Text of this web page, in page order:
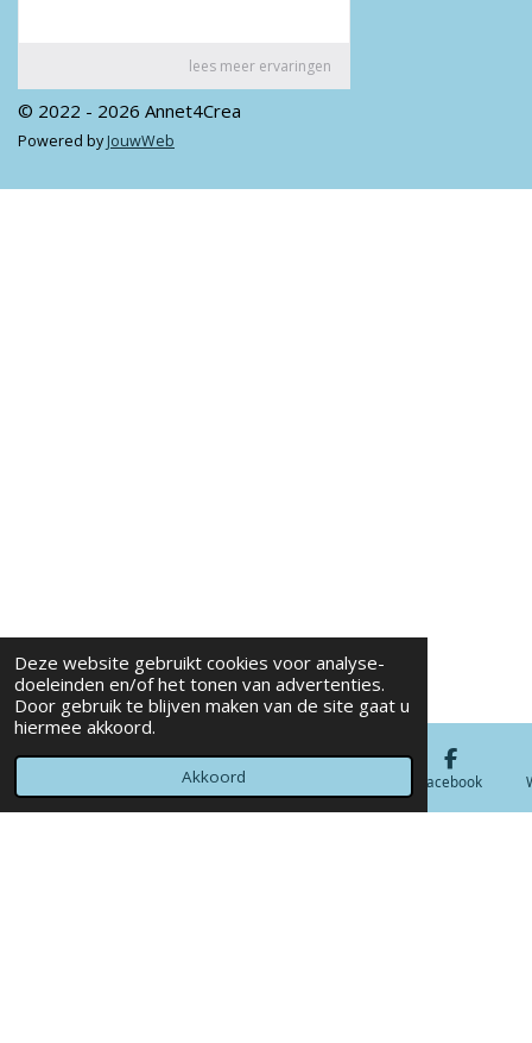
Deze website gebruikt cookies voor analyse-
doeleinden en/of het tonen van advertenties.
Door gebruik te blijven maken van de site gaat u
hiermee akkoord.
Akkoord
© 2022 - 2026 Annet4Crea
Powered by JouwWeb
Telefoonnummer Facebook